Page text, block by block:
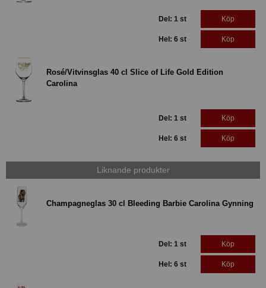
Del: 1 st Köp
Hel: 6 st Köp
Rosé/Vitvinsglas 40 cl Slice of Life Gold Edition
Carolina
Del: 1 st Köp
Hel: 6 st Köp
Liknande produkter
Champagneglas 30 cl Bleeding Barbie Carolina Gynning
Del: 1 st Köp
Hel: 6 st Köp